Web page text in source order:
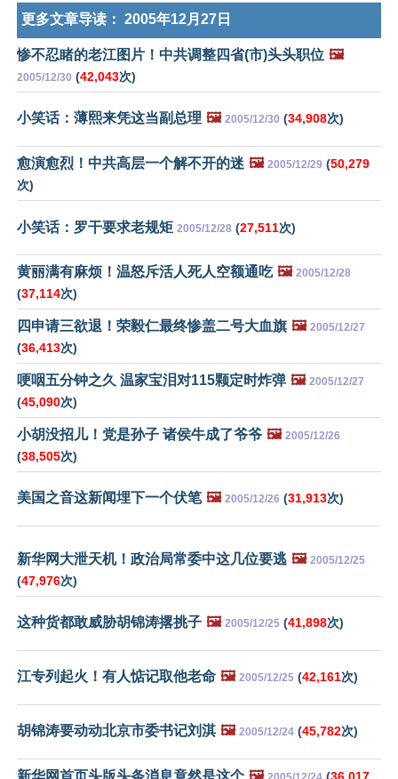
更多文章导读： 2005年12月27日
惨不忍睹的老江图片！中共调整四省(市)头头职位 🖼️
2005/12/30 (42,043次)
小笑话：薄熙来凭这当副总理 🖼️ 2005/12/30 (34,908次)
愈演愈烈！中共高层一个解不开的迷 🖼️ 2005/12/29 (50,279
次)
小笑话：罗干要求老规矩 2005/12/28 (27,511次)
黄丽满有麻烦！温怒斥活人死人空额通吃 🖼️ 2005/12/28
(37,114次)
四申请三欲退！荣毅仁最终惨盖二号大血旗 🖼️ 2005/12/27
(36,413次)
哽咽五分钟之久 温家宝泪对115颗定时炸弹 🖼️ 2005/12/27
(45,090次)
小胡没招儿！党是孙子 诸侯牛成了爷爷 🖼️ 2005/12/26
(38,505次)
美国之音这新闻埋下一个伏笔 🖼️ 2005/12/26 (31,913次)
新华网大泄天机！政治局常委中这几位要逃 🖼️ 2005/12/25
(47,976次)
这种货都敢威胁胡锦涛撂挑子 🖼️ 2005/12/25 (41,898次)
江专列起火！有人惦记取他老命 🖼️ 2005/12/25 (42,161次)
胡锦涛要动动北京市委书记刘淇 🖼️ 2005/12/24 (45,782次)
新华网首页头版头条消息竟然是这个 🖼️